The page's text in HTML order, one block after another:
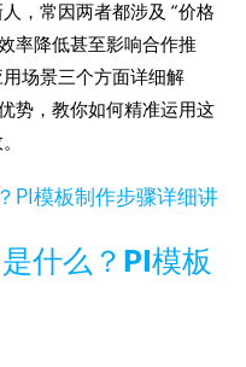
，常因两者都涉及 “价格
率降低甚至影响合作推
场景三个方面详细解
势，教你如何精准运用这
什么？PI模板